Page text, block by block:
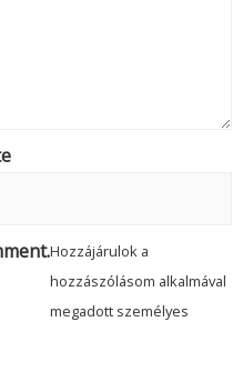
Hozzájárulok a
hozzászólásom alkalmával
megadott személyes